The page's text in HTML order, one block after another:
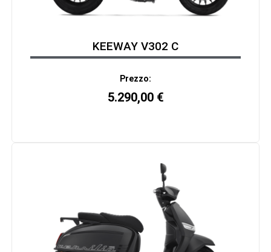
KEEWAY V302 C
Prezzo:
5.290,00 €